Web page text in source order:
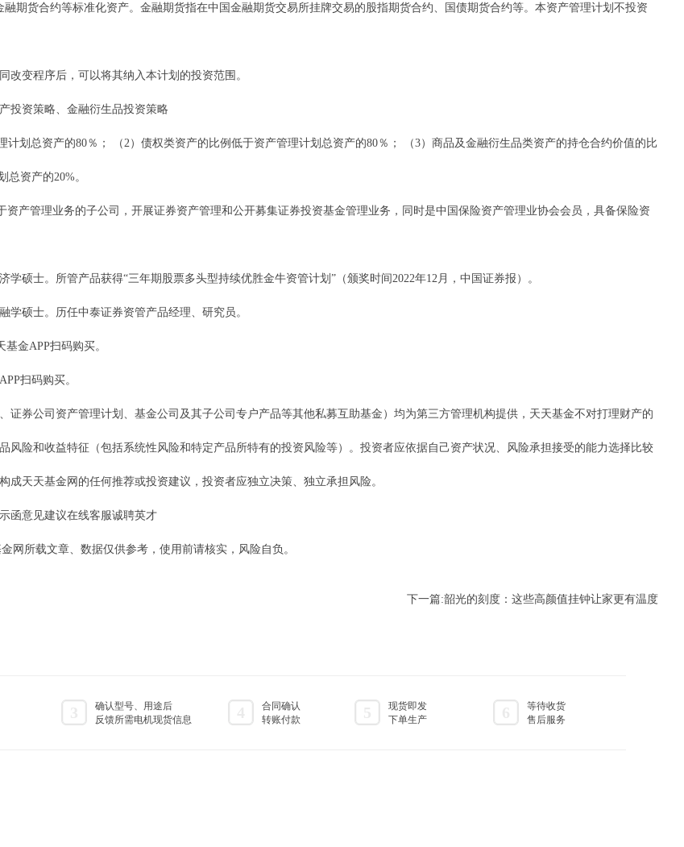
货合约等标准化资产。金融期货指在中国金融期货交易所挂牌交易的股指期货合约、国债期货合约等。本资产管理计划不投资
变程序后，可以将其纳入本计划的投资范围。
资策略、金融衍生品投资策略
总资产的80％； （2）债权类资产的比例低于资产管理计划总资产的80％； （3）商品及金融衍生品类资产的持仓合约价值的比
资产的20%。
管理业务的子公司，开展证券资产管理和公开募集证券投资基金管理业务，同时是中国保险资产管理业协会会员，具备保险资
士。所管产品获得“三年期股票多头型持续优胜金牛资管计划”（颁奖时间2022年12月，中国证券报）。
硕士。历任中泰证券资管产品经理、研究员。
金APP扫码购买。
扫码购买。
公司资产管理计划、基金公司及其子公司专户产品等其他私募互助基金）均为第三方管理机构提供，天天基金不对打理财产的
险和收益特征（包括系统性风险和特定产品所特有的投资风险等）。投资者应依据自己资产状况、风险承担接受的能力选择比较
天天基金网的任何推荐或投资建议，投资者应独立决策、独立承担风险。
函意见建议在线客服诚聘英才
所载文章、数据仅供参考，使用前请核实，风险自负。
下一篇:韶光的刻度：这些高颜值挂钟让家更有温度
确认型号、用途后
反馈所需电机现货信息
合同确认
转账付款
现货即发
下单生产
等待收货
售后服务